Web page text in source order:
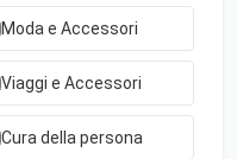
Moda e Accessori
Viaggi e Accessori
Cura della persona